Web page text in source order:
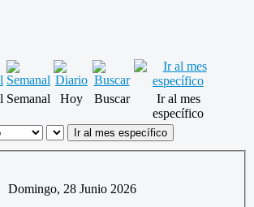
Semanal Hoy Buscar
Ir al mes
específico
Ir al mes específico
Domingo, 28 Junio 2026